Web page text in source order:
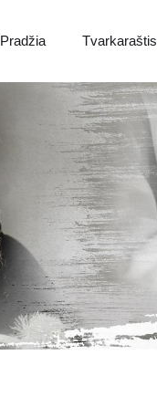
Pradžia Tvarkaraštis